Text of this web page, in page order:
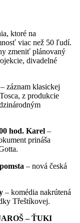
ktoré na
viac než 50 ľudí.
zmeniť plánovaný
divadelné
– záznam klasickej
z produkcie
hod. Karel –
prináša
– nová česká
– komédia nakrútená
Třeštíkovej.
– ŤUKI